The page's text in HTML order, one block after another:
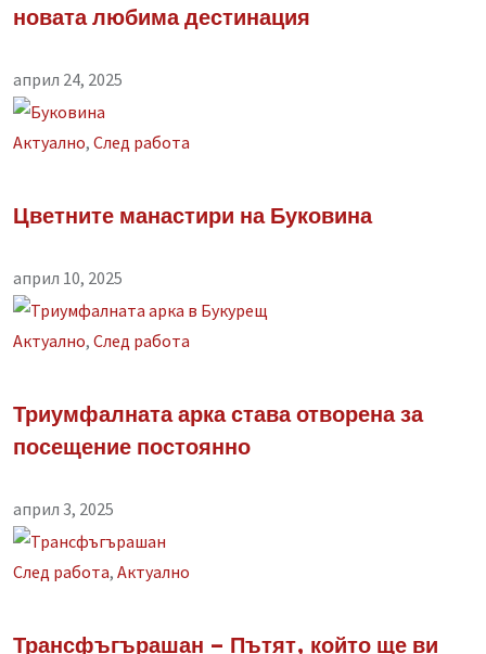
новата любима дестинация
април 24, 2025
Aктуално, След работа
Цветните манастири на Буковина
април 10, 2025
Aктуално, След работа
Триумфалната арка става отворена за
посещение постоянно
април 3, 2025
След работа, Aктуално
Трансфъгърашан – Пътят, който ще ви